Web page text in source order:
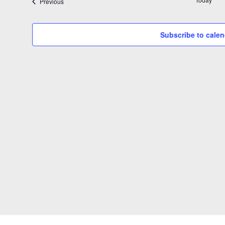
Subscribe to